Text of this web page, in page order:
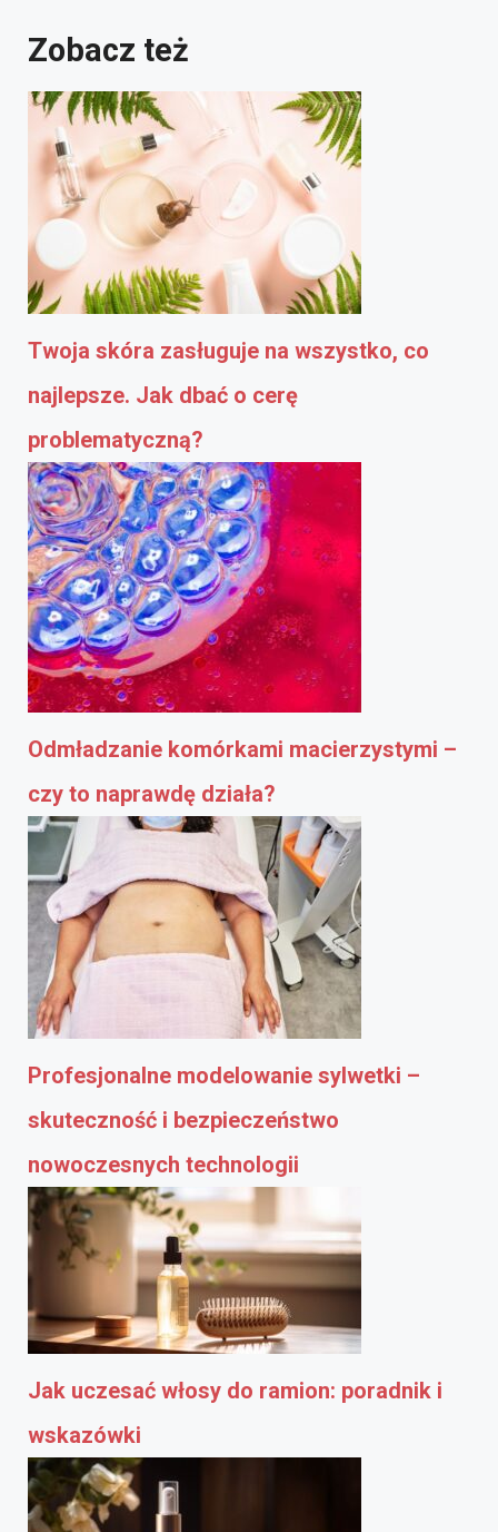
Zobacz też
Twoja skóra zasługuje na wszystko, co
najlepsze. Jak dbać o cerę
problematyczną?
Odmładzanie komórkami macierzystymi –
czy to naprawdę działa?
Profesjonalne modelowanie sylwetki –
skuteczność i bezpieczeństwo
nowoczesnych technologii
Jak uczesać włosy do ramion: poradnik i
wskazówki